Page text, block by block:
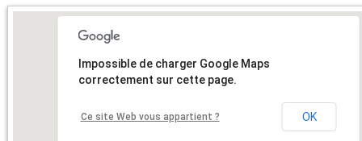
Impossible de charger Google Maps
correctement sur cette page.
Ce site Web vous appartient ? OK